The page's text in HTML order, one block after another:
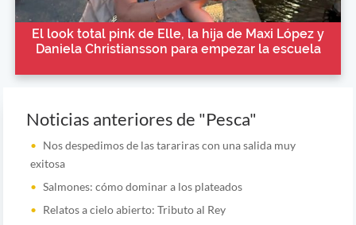
El look total pink de Elle, la hija de Maxi López y
Daniela Christiansson para empezar la escuela
Noticias anteriores de "Pesca"
Nos despedimos de las tarariras con una salida muy
exitosa
Salmones: cómo dominar a los plateados
Relatos a cielo abierto: Tributo al Rey